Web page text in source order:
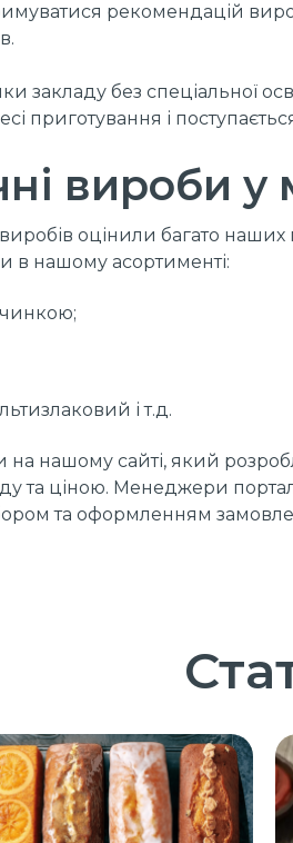
рекомендацій
закладу без спеціальної
приготування і
вироби у
оцінили багато
нашому асортименті:
і т.д.
на нашому сайті, який
та ціною. Менеджери
та оформленням